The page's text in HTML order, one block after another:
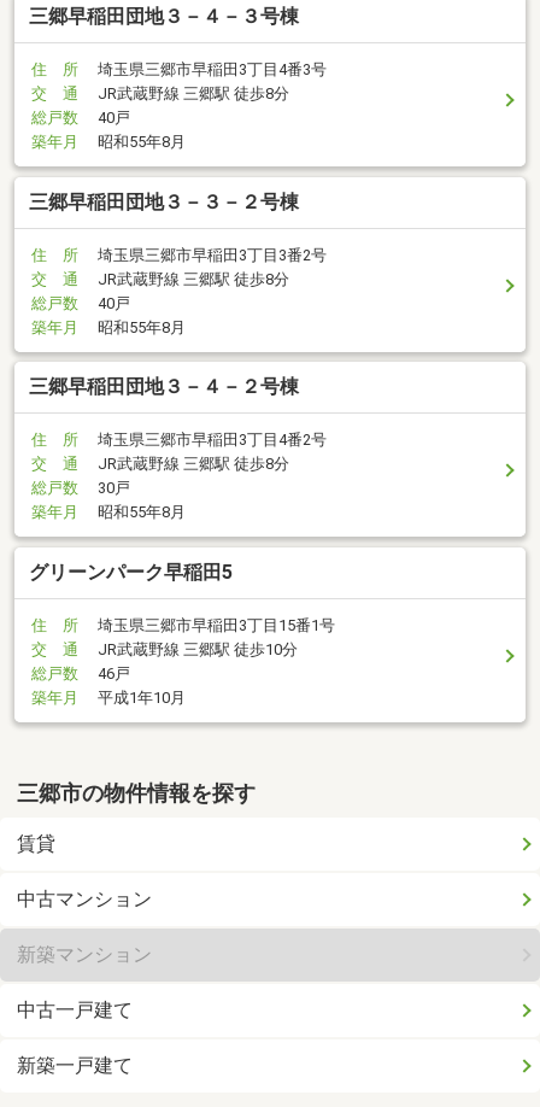
三郷早稲田団地３－４－３号棟
住 所
埼玉県三郷市早稲田3丁目4番3号
交 通
JR武蔵野線 三郷駅 徒歩8分
総戸数
40戸
築年月
昭和55年8月
三郷早稲田団地３－３－２号棟
住 所
埼玉県三郷市早稲田3丁目3番2号
交 通
JR武蔵野線 三郷駅 徒歩8分
総戸数
40戸
築年月
昭和55年8月
三郷早稲田団地３－４－２号棟
住 所
埼玉県三郷市早稲田3丁目4番2号
交 通
JR武蔵野線 三郷駅 徒歩8分
総戸数
30戸
築年月
昭和55年8月
グリーンパーク早稲田5
住 所
埼玉県三郷市早稲田3丁目15番1号
交 通
JR武蔵野線 三郷駅 徒歩10分
総戸数
46戸
築年月
平成1年10月
三郷市の物件情報を探す
賃貸
中古マンション
新築マンション
中古一戸建て
新築一戸建て